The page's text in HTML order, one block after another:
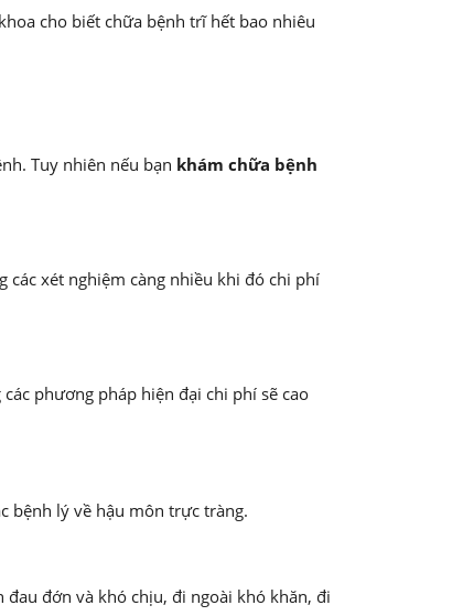
cho biết chữa bệnh trĩ hết bao nhiêu
Tuy nhiên nếu bạn khám chữa bệnh
các xét nghiệm càng nhiều khi đó chi phí
phương pháp hiện đại chi phí sẽ cao
bệnh lý về hậu môn trực tràng.
đớn và khó chịu, đi ngoài khó khăn, đi